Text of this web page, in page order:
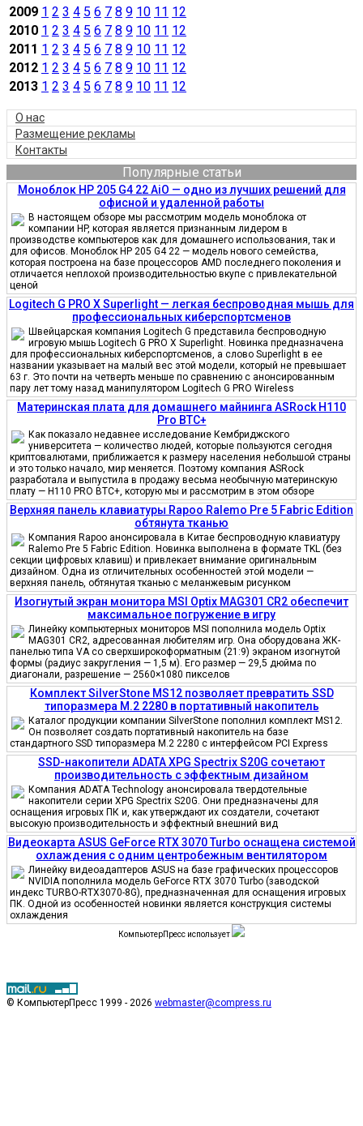
2009 1 2 3 4 5 6 7 8 9 10 11 12
2010 1 2 3 4 5 6 7 8 9 10 11 12
2011 1 2 3 4 5 6 7 8 9 10 11 12
2012 1 2 3 4 5 6 7 8 9 10 11 12
2013 1 2 3 4 5 6 7 8 9 10 11 12
О нас
Размещение рекламы
Контакты
Популярные статьи
Моноблок HP 205 G4 22 AiO — одно из лучших решений для
офисной и удаленной работы
В настоящем обзоре мы рассмотрим модель моноблока от
компании HP, которая является признанным лидером в
производстве компьютеров как для домашнего использования, так и
для офисов. Моноблок HP 205 G4 22 — модель нового семейства,
которая построена на базе процессоров AMD последнего поколения и
отличается неплохой производительностью вкупе с привлекательной
ценой
Logitech G PRO X Superlight — легкая беспроводная мышь для
профессиональных киберспортсменов
Швейцарская компания Logitech G представила беспроводную
игровую мышь Logitech G PRO X Superlight. Новинка предназначена
для профессиональных киберспортсменов, а слово Superlight в ее
названии указывает на малый вес этой модели, который не превышает
63 г. Это почти на четверть меньше по сравнению с анонсированным
пару лет тому назад манипулятором Logitech G PRO Wireless
Материнская плата для домашнего майнинга ASRock H110
Pro BTC+
Как показало недавнее исследование Кембриджского
университета — количество людей, которые пользуются сегодня
криптовалютами, приближается к размеру населения небольшой страны
и это только начало, мир меняется. Поэтому компания ASRock
разработала и выпустила в продажу весьма необычную материнскую
плату — H110 PRO BTC+, которую мы и рассмотрим в этом обзоре
Верхняя панель клавиатуры Rapoo Ralemo Pre 5 Fabric Edition
обтянута тканью
Компания Rapoo анонсировала в Китае беспроводную клавиатуру
Ralemo Pre 5 Fabric Edition. Новинка выполнена в формате TKL (без
секции цифровых клавиш) и привлекает внимание оригинальным
дизайном. Одна из отличительных особенностей этой модели —
верхняя панель, обтянутая тканью с меланжевым рисунком
Изогнутый экран монитора MSI Optix MAG301 CR2 обеспечит
максимальное погружение в игру
Линейку компьютерных мониторов MSI пополнила модель Optix
MAG301 CR2, адресованная любителям игр. Она оборудована ЖК-
панелью типа VA со сверхширокоформатным (21:9) экраном изогнутой
формы (радиус закругления — 1,5 м). Его размер — 29,5 дюйма по
диагонали, разрешение — 2560×1080 пикселов
Комплект SilverStone MS12 позволяет превратить SSD
типоразмера M.2 2280 в портативный накопитель
Каталог продукции компании SilverStone пополнил комплект MS12.
Он позволяет создать портативный накопитель на базе
стандартного SSD типоразмера M.2 2280 с интерфейсом PCI Express
SSD-накопители ADATA XPG Spectrix S20G сочетают
производительность с эффектным дизайном
Компания ADATA Technology анонсировала твердотельные
накопители серии XPG Spectrix S20G. Они предназначены для
оснащения игровых ПК и, как утверждают их создатели, сочетают
высокую производительность и эффектный внешний вид
Видеокарта ASUS GeForce RTX 3070 Turbo оснащена системой
охлаждения с одним центробежным вентилятором
Линейку видеоадаптеров ASUS на базе графических процессоров
NVIDIA пополнила модель GeForce RTX 3070 Turbo (заводской
индекс TURBO-RTX3070-8G), предназначенная для оснащения игровых
ПК. Одной из особенностей новинки является конструкция системы
охлаждения
КомпьютерПресс использует
© КомпьютерПресс 1999 - 2026 webmaster@compress.ru